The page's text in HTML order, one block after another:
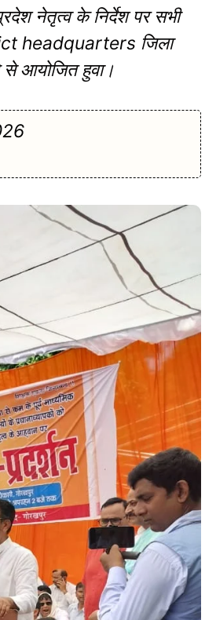
नेतृत्व के निर्देश पर सभी
headquarters जिला
से आयोजित हुवा।